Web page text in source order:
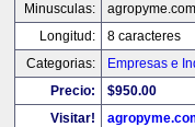
Minusculas:
agropyme.com
Longitud:
8 caracteres
Categorias:
Empresas e
Precio:
$950.00
Visitar!